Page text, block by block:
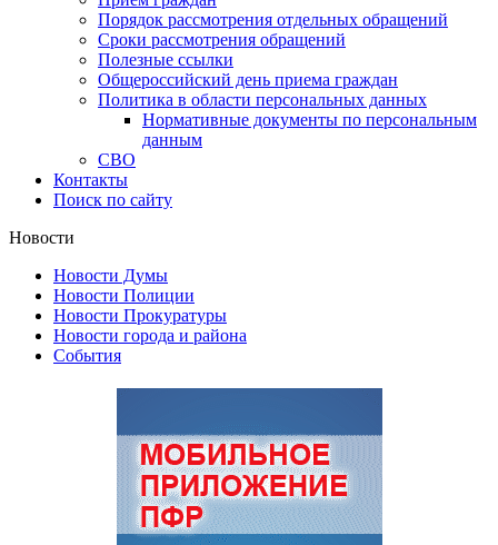
Порядок рассмотрения отдельных обращений
Сроки рассмотрения обращений
Полезные ссылки
Общероссийский день приема граждан
Политика в области персональных данных
Нормативные документы по персональным
данным
СВО
Контакты
Поиск по сайту
Новости
Новости Думы
Новости Полиции
Новости Прокуратуры
Новости города и района
События